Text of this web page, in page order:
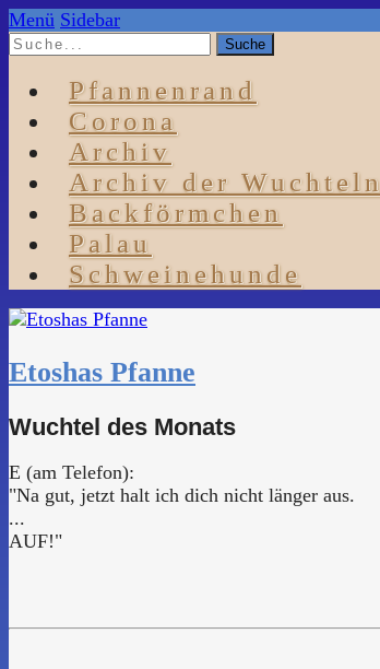
Menü Sidebar
Pfannenrand
Corona
Archiv
Archiv der Wuchteln
Backförmchen
Palau
Schweinehunde
Etoshas Pfanne
Wuchtel des Monats
E (am Telefon):
"Na gut, jetzt halt ich dich nicht länger aus.
...
AUF!"